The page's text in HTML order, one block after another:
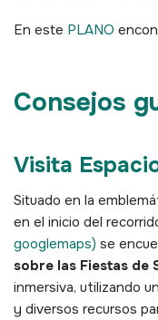
En este PLANO
Consejos
Visita
Situado en la
en el inicio del
googlemaps) se
sobre las Fiestas de
inmersiva, utilizando
y diversos recursos